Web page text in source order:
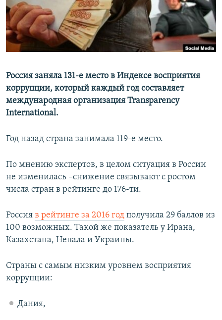
ПОБЕДИТЕЛЕЙ НЕ СУДЯТ?
КРЫМ.НЕПОКОРЕННЫЙ
ELIFBE
ПРИСОЕДИНЯЙТЕСЬ!
Все сайты RFE/RL
Россия заняла 131-е место в Индексе восприятия
коррупции, который каждый год составляет
международная организация Transparency
International.
Год назад страна занимала 119-е место.
По мнению экспертов, в целом ситуация в России
не изменилась –снижение связывают с ростом
числа стран в рейтинге до 176-ти.
Россия в рейтинге за 2016 год получила 29 баллов из
100 возможных. Такой же показатель у Ирана,
Казахстана, Непала и Украины.
Страны с самым низким уровнем восприятия
коррупции:
Дания,